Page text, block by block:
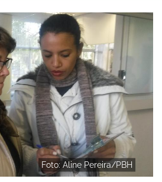
Foto: Aline Pereira/PBH